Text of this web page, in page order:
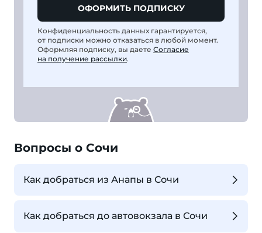
ОФОРМИТЬ ПОДПИСКУ
Конфиденциальность данных гарантируется,
от подписки можно отказаться в любой момент.
Оформляя подписку, вы даете Согласие
на получение рассылки.
Вопросы о Сочи
Как добраться из Анапы в Сочи
Как добраться до автовокзала в Сочи